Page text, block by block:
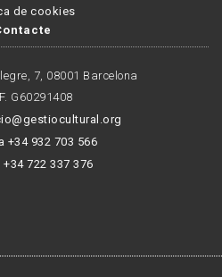
de cookies
7, 08001 Barcelona
G60291408
+34 932 703 566
722 337 376